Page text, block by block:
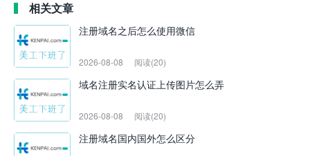
相关文章
注册域名之后怎么使用微信
2026-08-08 阅读(20)
域名注册实名认证上传图片怎么弄
2026-08-08 阅读(20)
注册域名国内国外怎么区分